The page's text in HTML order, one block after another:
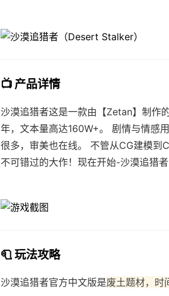
📺 产品详情
沙漠追猎者这是一款由【Zetan】制作
年，文本量高达160W+。 剧情与情感
很多，审美也在线。 不管从CG建模到
不可错过的大作！现在开始-沙漠追猎
🧻 玩法攻略
沙漠追猎者官方中文版是废土题材，时